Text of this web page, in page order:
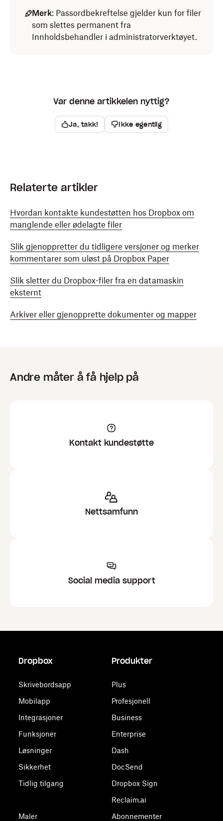
Merk: Passordbekreftelse gjelder kun for filer
som slettes permanent fra
Innholdsbehandler i administratorverktøyet.
Var denne artikkelen nyttig?
Ja, takk! Ikke egentlig
Relaterte artikler
Hvordan kontakte kundestøtten hos Dropbox om
manglende eller ødelagte filer
Slik gjenoppretter du tidligere versjoner og merker
kommentarer som uløst på Dropbox Paper
Slik sletter du Dropbox-filer fra en datamaskin
eksternt
Arkiver eller gjenopprette dokumenter og mapper
Andre måter å få hjelp på
Kontakt kundestøtte
Nettsamfunn
Social media support
Dropbox
Skrivebordsapp
Mobilapp
Integrasjoner
Funksjoner
Løsninger
Sikkerhet
Tidlig tilgang
Maler
Produkter
Plus
Profesjonell
Business
Enterprise
Dash
DocSend
Dropbox Sign
Reclaim.ai
Abonnementer